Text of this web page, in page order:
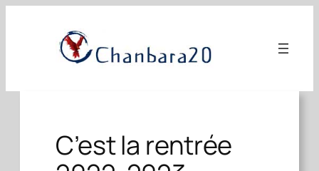
C’est la rentrée